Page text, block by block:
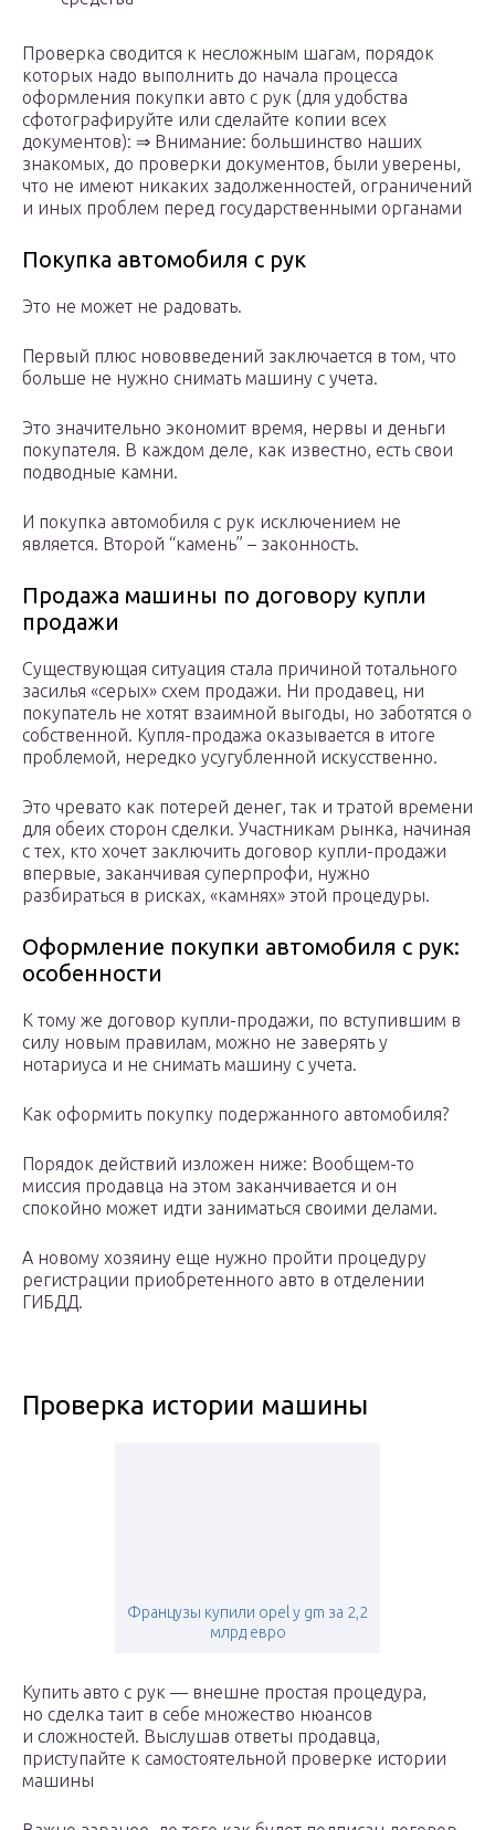
Проверка сводится к несложным шагам, порядок
которых надо выполнить до начала процесса
оформления покупки авто с рук (для удобства
сфотографируйте или сделайте копии всех
документов): ⇒ Внимание: большинство наших
знакомых, до проверки документов, были уверены,
что не имеют никаких задолженностей, ограничений
и иных проблем перед государственными органами
Покупка автомобиля с рук
Это не может не радовать.
Первый плюс нововведений заключается в том, что
больше не нужно снимать машину с учета.
Это значительно экономит время, нервы и деньги
покупателя. В каждом деле, как известно, есть свои
подводные камни.
И покупка автомобиля с рук исключением не
является. Второй “камень” – законность.
Продажа машины по договору купли
продажи
Существующая ситуация стала причиной тотального
засилья «серых» схем продажи. Ни продавец, ни
покупатель не хотят взаимной выгоды, но заботятся о
собственной. Купля-продажа оказывается в итоге
проблемой, нередко усугубленной искусственно.
Это чревато как потерей денег, так и тратой времени
для обеих сторон сделки. Участникам рынка, начиная
с тех, кто хочет заключить договор купли-продажи
впервые, заканчивая суперпрофи, нужно
разбираться в рисках, «камнях» этой процедуры.
Оформление покупки автомобиля с рук:
особенности
К тому же договор купли-продажи, по вступившим в
силу новым правилам, можно не заверять у
нотариуса и не снимать машину с учета.
Как оформить покупку подержанного автомобиля?
Порядок действий изложен ниже: Вообщем-то
миссия продавца на этом заканчивается и он
спокойно может идти заниматься своими делами.
А новому хозяину еще нужно пройти процедуру
регистрации приобретенного авто в отделении
ГИБДД.
Проверка истории машины
Французы купили opel у gm за 2,2
млрд евро
Купить авто с рук — внешне простая процедура,
но сделка таит в себе множество нюансов
и сложностей. Выслушав ответы продавца,
приступайте к самостоятельной проверке истории
машины